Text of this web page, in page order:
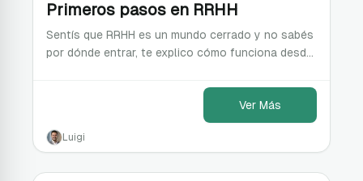
Primeros pasos en RRHH
Sentís que RRHH es un mundo cerrado y no sabés
por dónde entrar, te explico cómo funciona desde
Ver Más
Luigi